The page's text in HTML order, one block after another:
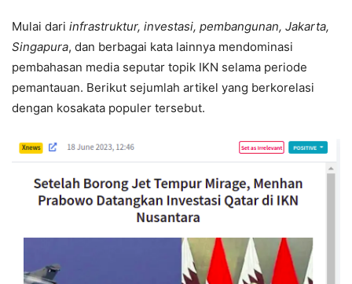
Mulai dari infrastruktur, investasi, pembangunan, Jakarta,
Singapura, dan berbagai kata lainnya mendominasi
pembahasan media seputar topik IKN selama periode
pemantauan. Berikut sejumlah artikel yang berkorelasi
dengan kosakata populer tersebut.